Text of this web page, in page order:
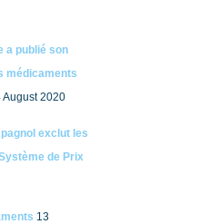
a publié son
médicaments
August 2020
exclut les
de Prix
13